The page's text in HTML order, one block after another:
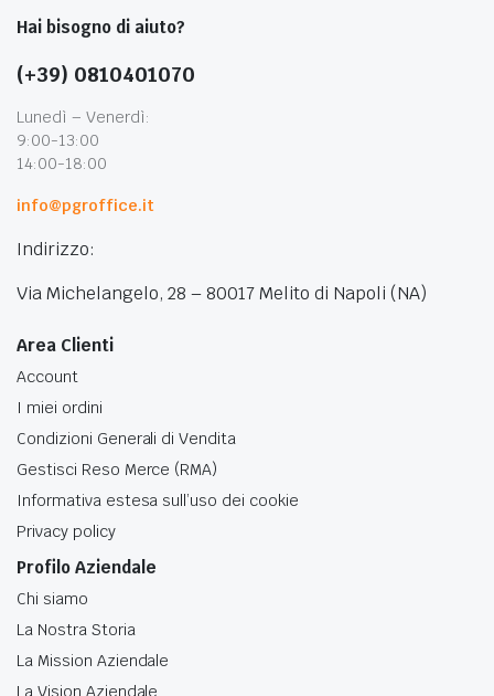
Hai bisogno di aiuto?
(+39) 0810401070
Lunedì – Venerdì:
9:00-13:00
14:00-18:00
info@pgroffice.it
Indirizzo:
Via Michelangelo, 28 – 80017 Melito di Napoli (NA)
Area Clienti
Account
I miei ordini
Condizioni Generali di Vendita
Gestisci Reso Merce (RMA)
Informativa estesa sull’uso dei cookie
Privacy policy
Profilo Aziendale
Chi siamo
La Nostra Storia
La Mission Aziendale
La Vision Aziendale